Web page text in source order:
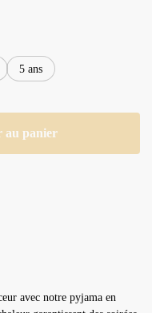
5 ans
au panier
avec notre pyjama en